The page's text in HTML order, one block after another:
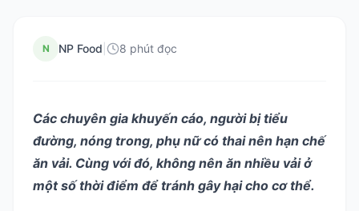
N NP Food 8 phút đọc
Các chuyên gia khuyến cáo, người bị tiểu
đường, nóng trong, phụ nữ có thai nên hạn chế
ăn vải. Cùng với đó, không nên ăn nhiều vải ở
một số thời điểm để tránh gây hại cho cơ thể.